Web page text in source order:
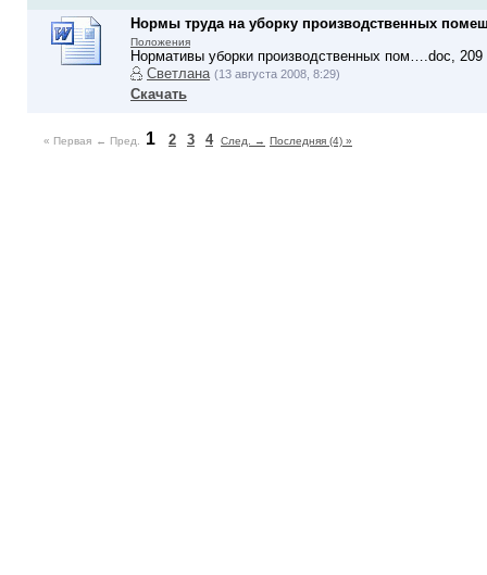
Нормы труда на уборку производственных
Положения
Нормативы уборки производственных пом….doc, 209
Светлана (13 августа 2008, 8:29)
Скачать
« Первая ← Пред. 1 2 3 4 След. → Последняя (4) »